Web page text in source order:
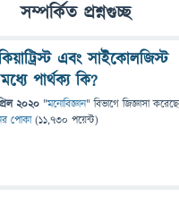
সম্পর্কিত প্রশ্নগুচ্ছ
এবং সাইকোলজিস্ট
পার্থক্য কি?
2020 "মনোবিজ্ঞান" বিভাগে জিজ্ঞাসা
পোকা (11,730 পয়েন্ট)